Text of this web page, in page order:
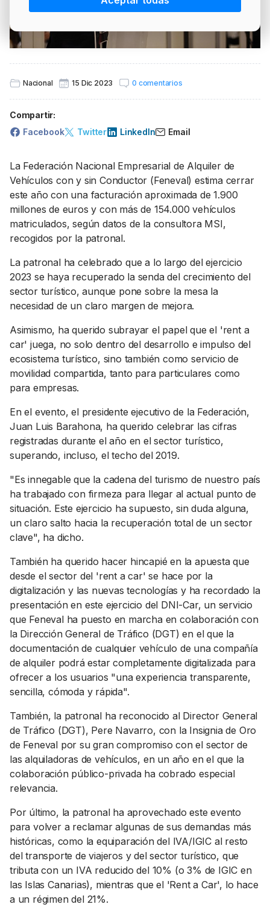
Nacional 15 Dic 2023 0 comentarios
Compartir:
Facebook
Twitter LinkedIn Email
La Federación Nacional Empresarial de Alquiler de
Vehículos con y sin Conductor (Feneval) estima cerrar
este año con una facturación aproximada de 1.900
millones de euros y con más de 154.000 vehículos
matriculados, según datos de la consultora MSI,
recogidos por la patronal.
La patronal ha celebrado que a lo largo del ejercicio
2023 se haya recuperado la senda del crecimiento del
sector turístico, aunque pone sobre la mesa la
necesidad de un claro margen de mejora.
Asimismo, ha querido subrayar el papel que el 'rent a
car' juega, no solo dentro del desarrollo e impulso del
ecosistema turístico, sino también como servicio de
movilidad compartida, tanto para particulares como
para empresas.
En el evento, el presidente ejecutivo de la Federación,
Juan Luis Barahona, ha querido celebrar las cifras
registradas durante el año en el sector turístico,
superando, incluso, el techo del 2019.
"Es innegable que la cadena del turismo de nuestro país
ha trabajado con firmeza para llegar al actual punto de
situación. Este ejercicio ha supuesto, sin duda alguna,
un claro salto hacia la recuperación total de un sector
clave", ha dicho.
También ha querido hacer hincapié en la apuesta que
desde el sector del 'rent a car' se hace por la
digitalización y las nuevas tecnologías y ha recordado la
presentación en este ejercicio del DNI-Car, un servicio
que Feneval ha puesto en marcha en colaboración con
la Dirección General de Tráfico (DGT) en el que la
documentación de cualquier vehículo de una compañía
de alquiler podrá estar completamente digitalizada para
ofrecer a los usuarios "una experiencia transparente,
sencilla, cómoda y rápida".
También, la patronal ha reconocido al Director General
de Tráfico (DGT), Pere Navarro, con la Insignia de Oro
de Feneval por su gran compromiso con el sector de
las alquiladoras de vehículos, en un año en el que la
colaboración público-privada ha cobrado especial
relevancia.
Por último, la patronal ha aprovechado este evento
para volver a reclamar algunas de sus demandas más
históricas, como la equiparación del IVA/IGIC al resto
del transporte de viajeros y del sector turístico, que
tributa con un IVA reducido del 10% (o 3% de IGIC en
las Islas Canarias), mientras que el 'Rent a Car', lo hace
a un régimen del 21%.
NEWSLETTER
SECTOR
TABLÓN Y MARKETPLACE
MAKETPLACES
GSO AGRÍCOLA
MOD. 511
MOD. 500-503
LÍDERES EQUIPAMIENTOS Y SERVICIOS SECTOR